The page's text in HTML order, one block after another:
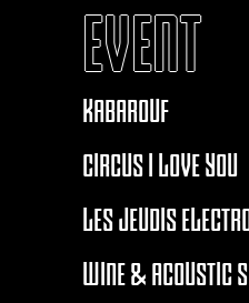
EVENT
KABAROUF
CIRCUS I LOVE YOU
LES JEUDIS
WINE & ACOUSTIC